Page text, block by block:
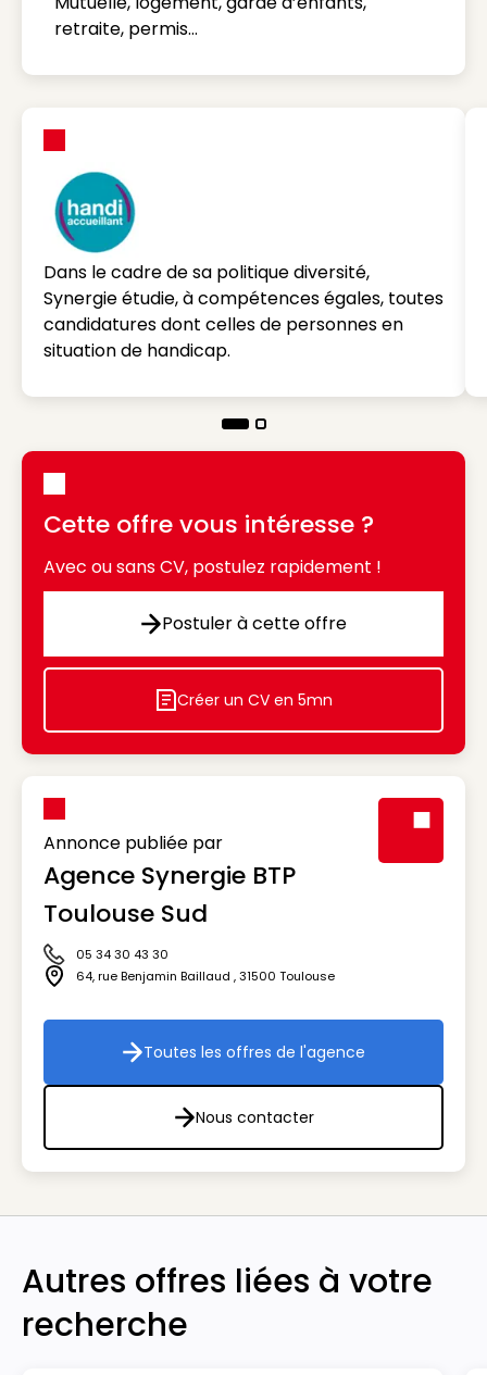
retraite, permis…
Dans le cadre de sa politique diversité,
Synergie étudie, à compétences égales, toutes
candidatures dont celles de personnes en
situation de handicap.
Cette offre vous intéresse ?
Avec ou sans CV, postulez rapidement !
Postuler à cette offre
Postuler à cette offre
Icon decorative
Créer un CV en 5mn
Annonce publiée par
Agence Synergie BTP
Toulouse Sud
Icône téléphone
05 34 30 43 30
Icône adresse
64, rue Benjamin Baillaud ,31500 Toulouse
Toutes les offres de l'agence
Toutes les offres de l'agence
Nous contacter
Nous contacter
Autres offres liées à votre
recherche